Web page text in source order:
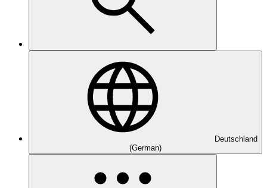
Deutschland
(German)